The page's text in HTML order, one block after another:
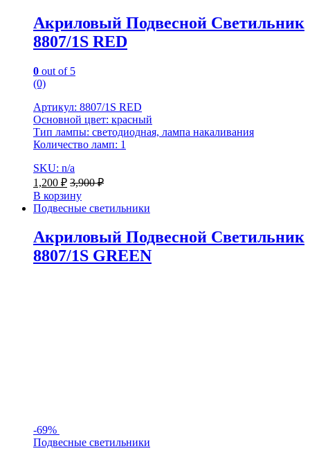
Акриловый Подвесной Светильник
8807/1S RED
0 out of 5
(0)
Артикул: 8807/1S RED
Основной цвет: красный
Тип лампы: светодиодная, лампа накаливания
Количество ламп: 1
SKU: n/a
1,200 ₽ 3,900₽
В корзину
Подвесные светильники
Акриловый Подвесной Светильник
8807/1S GREEN
-69%
Подвесные светильники